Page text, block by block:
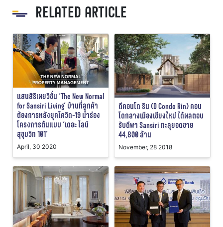
RELATED ARTICLE
แสนสิริเผยวิชั่น ‘The New Normal
for Sansiri Living’ บ้านที่ลูกค้า
ต้องการหลังยุคโควิด-19 นำร่อง
โครงการต้นแบบ ‘เดอะ ไลน์
สุขุมวิท 101’
April, 30 2020
ดีคอนโด ริน (D Condo Rin) คอน
โดกลางเมืองเชียงใหม่ ได้ผลตอบ
รับดีพา Sansiri ทะลุยอดขาย
44,800 ล้าน
November, 28 2018